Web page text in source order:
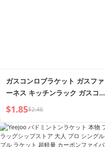
ガスコンロブラケット ガスファ
ーネス キッチンラック ガスコン
ロラック ポットラック ホブ 小
$1.85$2.46